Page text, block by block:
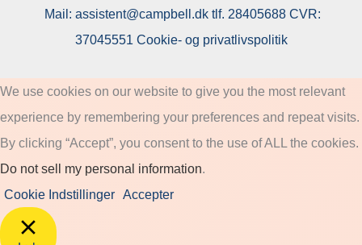
Mail: assistent@campbell.dk tlf. 28405688 CVR:
37045551 Cookie- og privatlivspolitik
We use cookies on our website to give you the most relevant
experience by remembering your preferences and repeat visits.
By clicking “Accept”, you consent to the use of ALL the cookies.
Do not sell my personal information.
Cookie Indstillinger Accepter